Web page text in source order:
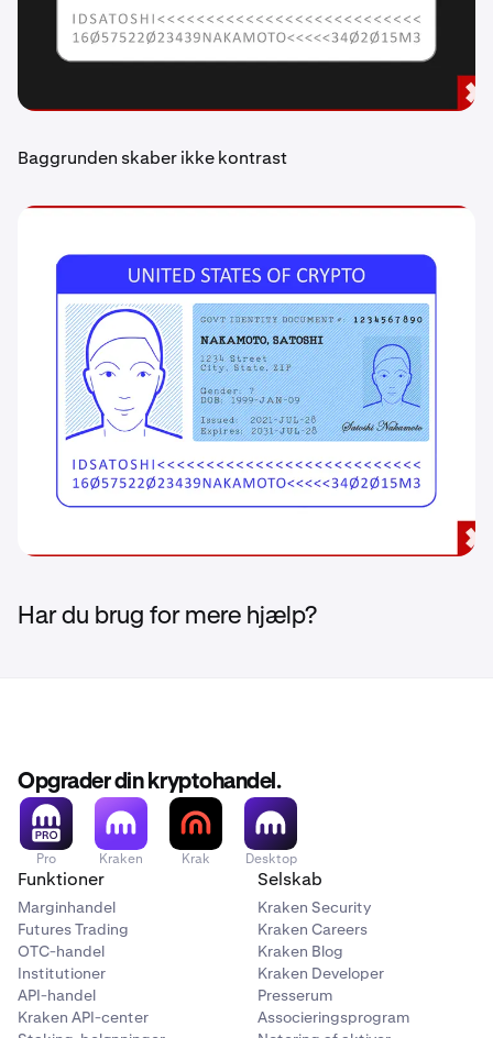
Baggrunden skaber ikke kontrast
Har du brug for mere hjælp?
Opgrader din kryptohandel.
Pro Kraken Krak Desktop
Funktioner
Marginhandel
Futures Trading
OTC-handel
Institutioner
API-handel
Kraken API-center
Selskab
Kraken Security
Kraken Careers
Kraken Blog
Kraken Developer
Presserum
Associeringsprogram